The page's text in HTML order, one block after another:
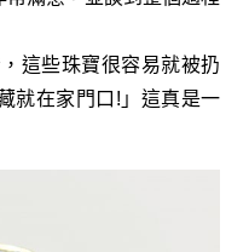
這些珠寶很容易就被扔
就在家門口!」這真是一